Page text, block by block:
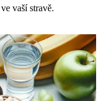
vaší stravě.